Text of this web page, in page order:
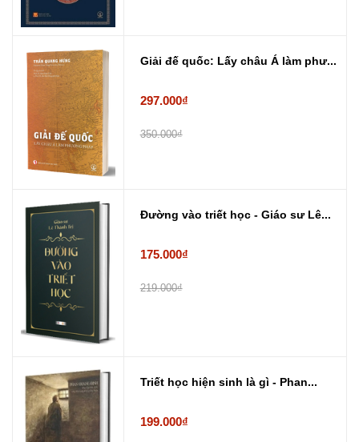
Giải đế quốc: Lấy châu Á làm phư...
297.000₫
350.000₫
Đường vào triết học - Giáo sư Lê...
175.000₫
219.000₫
Triết học hiện sinh là gì - Phan...
199.000₫